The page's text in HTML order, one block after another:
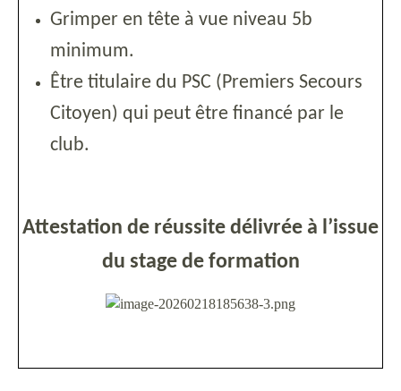
Grimper en tête à vue niveau 5b
minimum.
Être titulaire du PSC (Premiers Secours
Citoyen) qui peut être financé par le
club.
Attestation de réussite délivrée à l’issue
du stage de formation